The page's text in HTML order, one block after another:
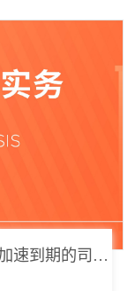
弘齐研析 | 认缴资本制下股东出资加速到期的司法边界与例外体系